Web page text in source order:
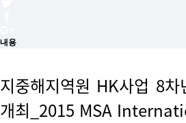
내용
지중해지역원 HK사업 8차
개최_ 2015 MSA